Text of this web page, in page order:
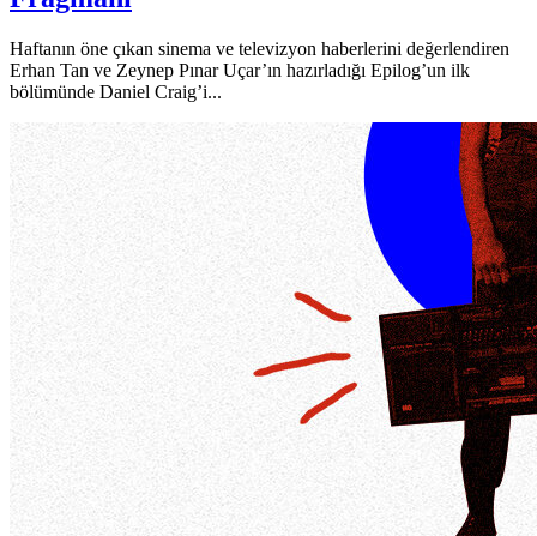
Haftanın öne çıkan sinema ve televizyon haberlerini değerlendiren
Erhan Tan ve Zeynep Pınar Uçar’ın hazırladığı Epilog’un ilk
bölümünde Daniel Craig’i...